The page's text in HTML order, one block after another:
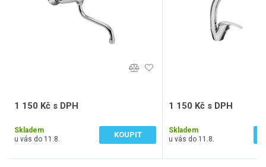
1 150 Kč s DPH
Skladem
u vás do 11.8.
KOUPIT
1 150 Kč s DPH
Skladem
u vás do 11.8.